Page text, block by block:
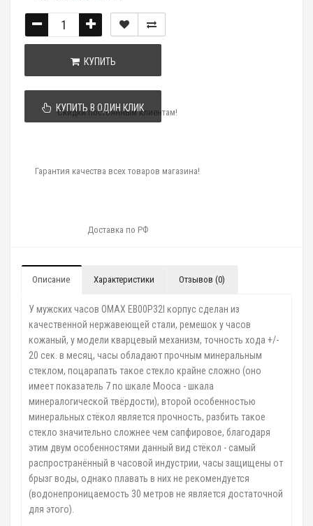
КУПИТЬ
КУПИТЬ В ОДИН КЛИК
Скидки постоянным клиентам!
Гарантия качества всех товаров магазина!
Доставка по РФ
Описание Характеристики Отзывов (0)
У мужских часов OMAX EB00P32I корпус сделан из
качественной нержавеющей стали, ремешок у часов
кожаный, у модели кварцевый механизм, точность хода +/-
20 сек. в месяц, часы обладают прочным минеральным
стеклом, поцарапать такое стекло крайне сложно (оно
имеет показатель 7 по шкале Мооса - шкала
минералогической твёрдости), второй особенностью
минеральных стёкол является прочность, разбить такое
стекло значительно сложнее чем сапфировое, благодаря
этим двум особенностями данный вид стёкол - самый
распространённый в часовой индустрии, часы защищены от
брызг воды, однако плавать в них не рекомендуется
(водонепроницаемость 30 метров не является достаточной
для этого).